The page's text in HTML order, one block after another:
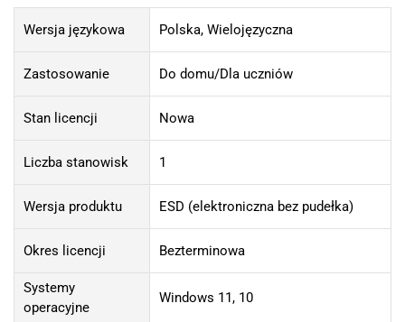
Wersja językowa Polska, Wielojęzyczna
Zastosowanie Do domu/Dla uczniów
Stan licencji Nowa
Liczba stanowisk 1
Wersja produktu ESD (elektroniczna bez pudełka)
Okres licencji Bezterminowa
Systemy
operacyjne
Windows 11, 10